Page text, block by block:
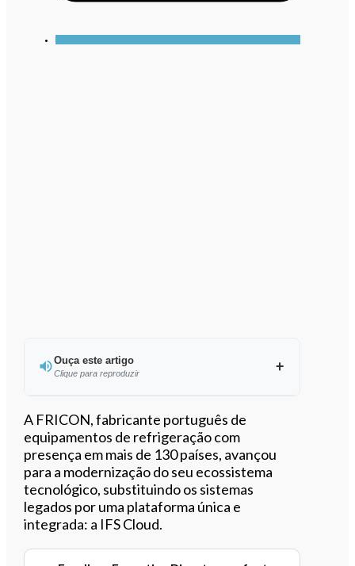
Ouça este artigo
Clique para reproduzir
Ouvir este artigo
A FRICON, fabricante português de
equipamentos de refrigeração com
presença em mais de 130 países, avançou
para a modernização do seu ecossistema
tecnológico, substituindo os sistemas
legados por uma plataforma única e
integrada: a IFS Cloud.